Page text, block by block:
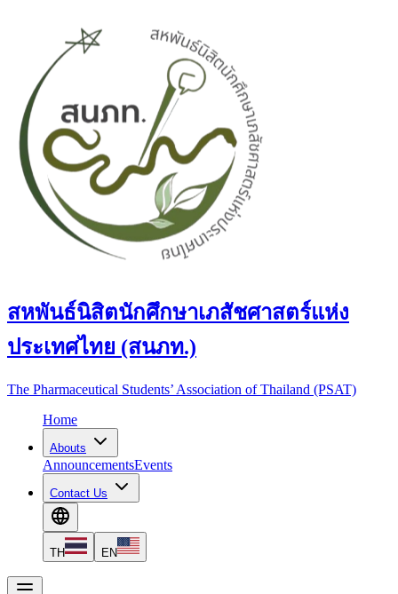
สหพันธ์นิสิตนักศึกษาเภสัชศาสตร์แห่ง
ประเทศไทย (สนภท.)
The Pharmaceutical Students’ Association of Thailand (PSAT)
Home
Abouts
AnnouncementsEvents
Contact Us
TH EN